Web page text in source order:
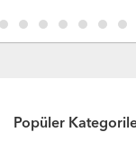
Popüler